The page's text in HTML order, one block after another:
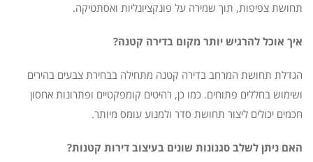
תחושת צפיפות, תוך שמירה על פונקציונליות ואסתטיקה.
איך אוכל להרגיש יותר מקום בדירה קטנה?
הגדלת תחושת המרחב בדירה קטנה מתחילה בבחירת צבעים בהירים
ושימוש בחללים פתוחים. כמו כן, רהיטים קומפקטיים ופתרונות אחסון
חכמים יכולים ליצור תחושת סדר ולמנוע עומס מיותר.
האם ניתן לשלב סגנונות שונים בעיצוב דירות קטנות?